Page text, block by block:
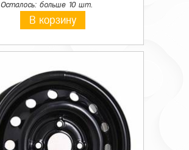
Осталось: больше 10 шт.
В корзину